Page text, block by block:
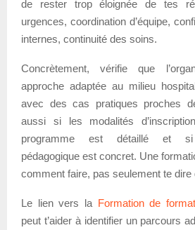
de rester trop éloignée de tes
urgences, coordination d’équipe,
internes, continuité des soins.
Concrètement, vérifie que
approche adaptée au milieu
avec des cas pratiques proches
aussi si les modalités
programme est détaillé et si
pédagogique est concret. Une
comment faire, pas seulement te dire
Le lien vers la Formation de
peut t’aider à identifier un parcours